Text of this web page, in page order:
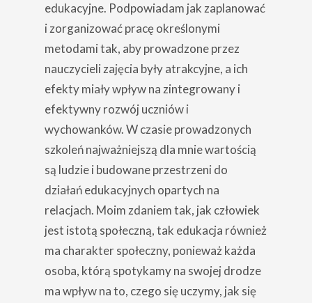
edukacyjne. Podpowiadam jak zaplanować
i zorganizować pracę określonymi
metodami tak, aby prowadzone przez
nauczycieli zajęcia były atrakcyjne, a ich
efekty miały wpływ na zintegrowany i
efektywny rozwój uczniów i
wychowanków. W czasie prowadzonych
szkoleń najważniejszą dla mnie wartością
są ludzie i budowane przestrzeni do
działań edukacyjnych opartych na
relacjach. Moim zdaniem tak, jak człowiek
jest istotą społeczną, tak edukacja również
ma charakter społeczny, ponieważ każda
osoba, którą spotykamy na swojej drodze
ma wpływ na to, czego się uczymy, jak się